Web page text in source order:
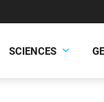
SCIENCES